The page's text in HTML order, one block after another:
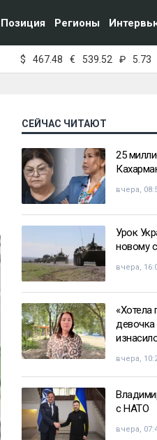
Позиция Регионы
$ 467.48 € 539.52 ₽ 5.73
СЕЙЧАС ЧИТАЮТ
25
вчера,
Урок
новому
вчера,
«Хотела
девочка
вчера,
с НАТО
вчера,